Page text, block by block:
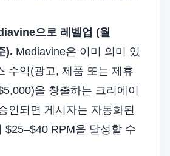
으로 레벨업 (월
). Mediavine은 이미 의미 있
수익(광고, 제품 또는 제휴
을 창출하는 크리에이
인되면 게시자는 자동화된
$25–$40 RPM을 달성할 수